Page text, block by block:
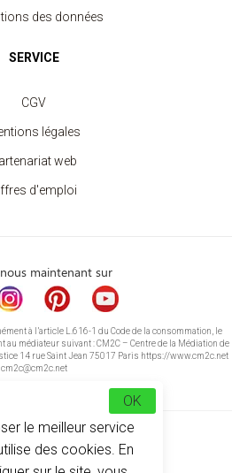
des données
SERVICE
CGV
légales
web
d'emploi
maintenant sur
à l’article L.616-1 du Code de la consommation, le
médiateur suivant : CM2C – Centre de la Médiation de
14 rue Saint Jean 75017 Paris https://www.cm2c.net
cm2c@cm2c.net
le meilleur service
des cookies. En
OK